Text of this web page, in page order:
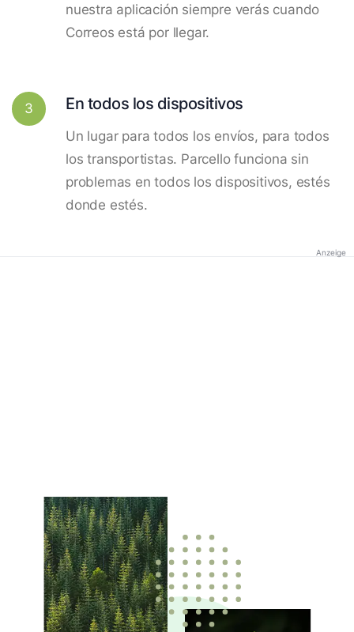
nuestra aplicación siempre verás cuando
Correos está por llegar.
3 En todos los dispositivos
Un lugar para todos los envíos, para todos
los transportistas. Parcello funciona sin
problemas en todos los dispositivos, estés
donde estés.
Anzeige